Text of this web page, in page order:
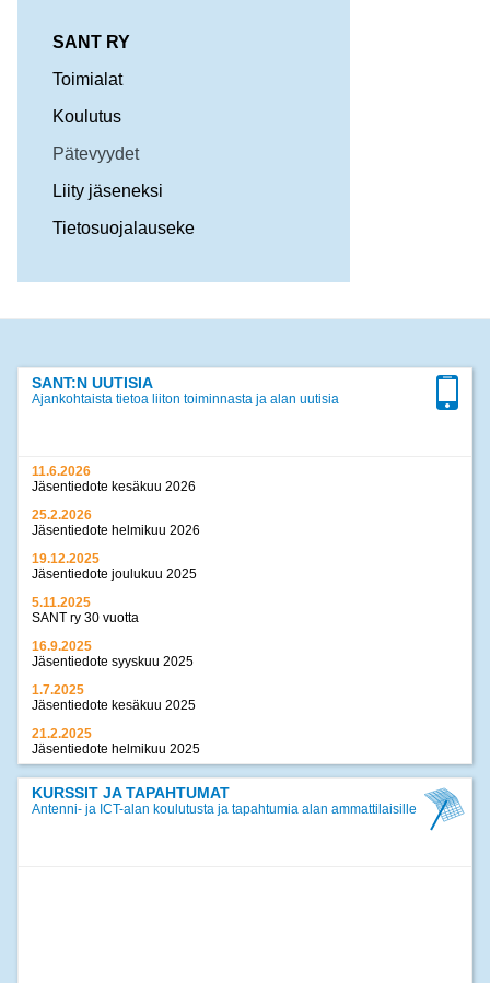
SANT RY
Toimialat
Koulutus
Pätevyydet
Liity jäseneksi
Tietosuojalauseke
SANT:N UUTISIA
Ajankohtaista tietoa liiton toiminnasta ja alan uutisia
11.6.2026
Jäsentiedote kesäkuu 2026
25.2.2026
Jäsentiedote helmikuu 2026
19.12.2025
Jäsentiedote joulukuu 2025
5.11.2025
SANT ry 30 vuotta
16.9.2025
Jäsentiedote syyskuu 2025
1.7.2025
Jäsentiedote kesäkuu 2025
21.2.2025
Jäsentiedote helmikuu 2025
17.12.2024
Jäsentiedote joulukuu 2024
KURSSIT JA TAPAHTUMAT
Antenni- ja ICT-alan koulutusta ja tapahtumia alan ammattilaisille